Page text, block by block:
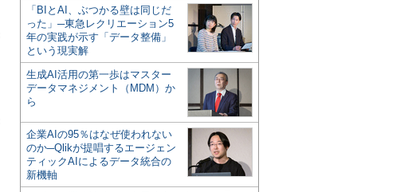
「BIとAI、ぶつかる壁は同じだ
った」─東急レクリエーション5
年の実践が示す「データ整備」
という現実解
生成AI活用の第一歩はマスター
データマネジメント（MDM）か
ら
企業AIの95％はなぜ使われない
のか─Qlikが提唱するエージェン
ティックAIによるデータ統合の
新機軸